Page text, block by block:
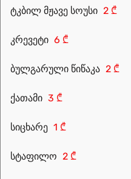
ტკბილ მჟავე სოუსი 2 ₾
კრევეტი 6 ₾
ბულგარული წიწაკა 2 ₾
ქათამი 3 ₾
სიცხარე 1 ₾
სტაფილო 2 ₾